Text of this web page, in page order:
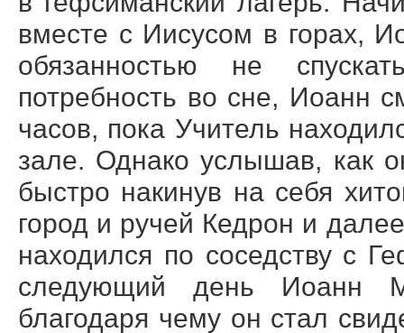
вместе с Иисусом в горах,
обязанностью не
потребность во сне, Иоанн
часов, пока Учитель
зале. Однако услышав, как
быстро накинув на себя
город и ручей Кедрон и
находился по соседству с
следующий день Иоанн
благодаря чему он стал